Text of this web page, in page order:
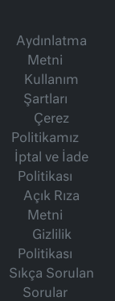
Aydınlatma
Metni
Kullanım
Şartları
Çerez
Politikamız
İptal ve İade
Politikası
Açık Rıza
Metni
Gizlilik
Politikası
Sıkça Sorulan
Sorular